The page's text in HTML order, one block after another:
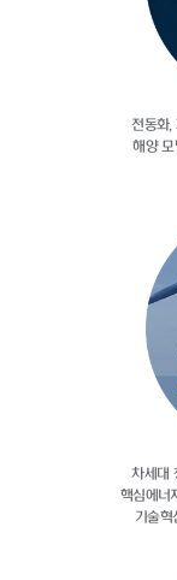
전동화,
해양 모
차세대
핵심에너
기술혁